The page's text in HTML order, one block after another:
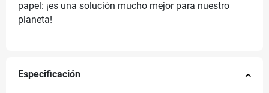
papel: ¡es una solución mucho mejor para nuestro
planeta!
Especificación